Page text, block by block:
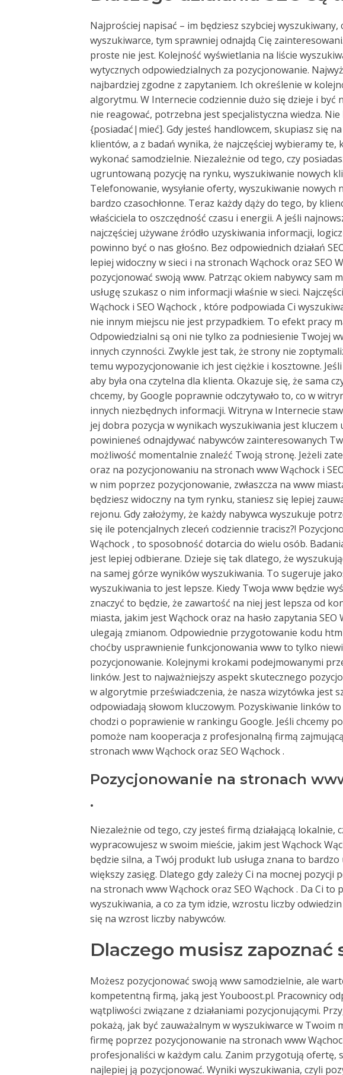
Najprościej napisać – im będziesz szybciej
wyszukiwarce, tym sprawniej odnajdą Cię
proste nie jest. Kolejność wyświetlania na liście
wytycznych odpowiedzialnych za pozycjonowanie.
najbardziej zgodne z zapytaniem. Ich określenie w
algorytmu. W Internecie codziennie dużo się dzieje i być
nie reagować, potrzebna jest specjalistyczna wiedza.
{posiadać|mieć]. Gdy jesteś handlowcem, skupiasz się
klientów, a z badań wynika, że najczęściej wybieramy
wykonać samodzielnie. Niezależnie od tego, czy
ugruntowaną pozycję na rynku, wyszukiwanie nowych
Telefonowanie, wysyłanie oferty, wyszukiwanie nowych
bardzo czasochłonne. Teraz każdy dąży do tego, by
właściciela to oszczędność czasu i energii. A jeśli
najczęściej używane źródło uzyskiwania informacji,
powinno być o nas głośno. Bez odpowiednich działań
lepiej widoczny w sieci i na stronach Wąchock oraz SEO
pozycjonować swoją www. Patrząc okiem nabywcy sam
usługę szukasz o nim informacji właśnie w sieci.
Wąchock i SEO Wąchock , które podpowiada Ci
nie innym miejscu nie jest przypadkiem. To efekt pracy
Odpowiedzialni są oni nie tylko za podniesienie Twojej
innych czynności. Zwykle jest tak, że strony nie
temu wypozycjonowanie ich jest ciężkie i kosztowne.
aby była ona czytelna dla klienta. Okazuje się, że sama
chcemy, by Google poprawnie odczytywało to, co w
innych niezbędnych informacji. Witryna w Internecie
jej dobra pozycja w wynikach wyszukiwania jest
powinieneś odnajdywać nabywców zainteresowanych
możliwość momentalnie znaleźć Twoją stronę. Jeżeli
oraz na pozycjonowaniu na stronach www Wąchock i
w nim poprzez pozycjonowanie, zwłaszcza na www
będziesz widoczny na tym rynku, staniesz się lepiej
rejonu. Gdy założymy, że każdy nabywca wyszukuje
się ile potencjalnych zleceń codziennie tracisz?!
Wąchock , to sposobność dotarcia do wielu osób.
jest lepiej odbierane. Dzieje się tak dlatego, że
na samej górze wyników wyszukiwania. To sugeruje
wyszukiwania to jest lepsze. Kiedy Twoja www będzie
znaczyć to będzie, że zawartość na niej jest lepsza od
miasta, jakim jest Wąchock oraz na hasło zapytania
ulegają zmianom. Odpowiednie przygotowanie kodu
choćby usprawnienie funkcjonowania www to tylko
pozycjonowanie. Kolejnymi krokami podejmowanymi
linków. Jest to najważniejszy aspekt skutecznego
w algorytmie przeświadczenia, że nasza wizytówka jest
odpowiadają słowom kluczowym. Pozyskiwanie linków
chodzi o poprawienie w rankingu Google. Jeśli chcemy
pomoże nam kooperacja z profesjonalną firmą
stronach www Wąchock oraz SEO Wąchock .
Pozycjonowanie na stronach
.
Niezależnie od tego, czy jesteś firmą działającą
wypracowujesz w swoim mieście, jakim jest Wąchock
będzie silna, a Twój produkt lub usługa znana to
większy zasięg. Dlatego gdy zależy Ci na mocnej pozycji
na stronach www Wąchock oraz SEO Wąchock . Da Ci
wyszukiwania, a co za tym idzie, wzrostu liczby
się na wzrost liczby nabywców.
Dlaczego musisz zapoznać
Możesz pozycjonować swoją www samodzielnie, ale
kompetentną firmą, jaką jest Youboost.pl. Pracownicy
wątpliwości związane z działaniami pozycjonującymi.
pokażą, jak być zauważalnym w wyszukiwarce w Twoim
firmę poprzez pozycjonowanie na stronach www
profesjonaliści w każdym calu. Zanim przygotują ofertę,
najlepiej ją pozycjonować. Wyniki wyszukiwania, czyli